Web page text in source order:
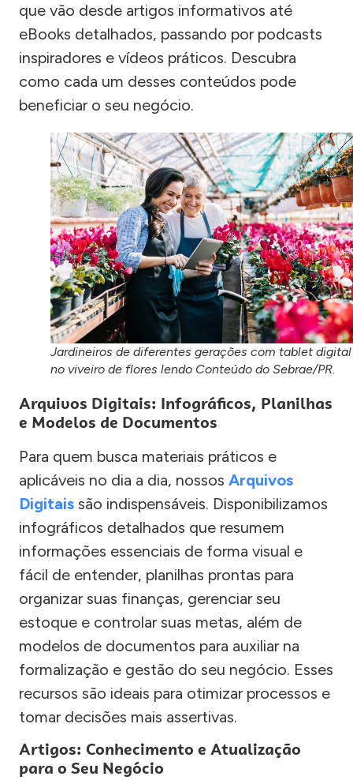
que vão desde artigos informativos até
eBooks detalhados, passando por podcasts
inspiradores e vídeos práticos. Descubra
como cada um desses conteúdos pode
beneficiar o seu negócio.
Jardineiros de diferentes gerações com tablet digital
no viveiro de flores lendo Conteúdo do Sebrae/PR.
Arquivos Digitais: Infográficos, Planilhas
e Modelos de Documentos
Para quem busca materiais práticos e
aplicáveis no dia a dia, nossos Arquivos
Digitais são indispensáveis. Disponibilizamos
infográficos detalhados que resumem
informações essenciais de forma visual e
fácil de entender, planilhas prontas para
organizar suas finanças, gerenciar seu
estoque e controlar suas metas, além de
modelos de documentos para auxiliar na
formalização e gestão do seu negócio. Esses
recursos são ideais para otimizar processos e
tomar decisões mais assertivas.
Artigos: Conhecimento e Atualização
para o Seu Negócio